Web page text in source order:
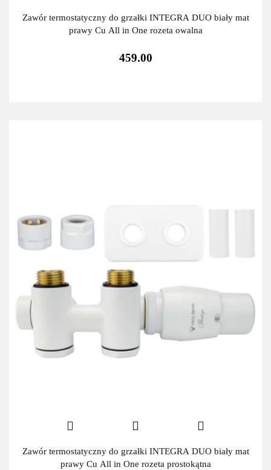
Zawór termostatyczny do grzałki INTEGRA DUO biały mat
prawy Cu All in One rozeta owalna
459.00
Zawór termostatyczny do grzałki INTEGRA DUO biały mat
prawy Cu All in One rozeta prostokątna